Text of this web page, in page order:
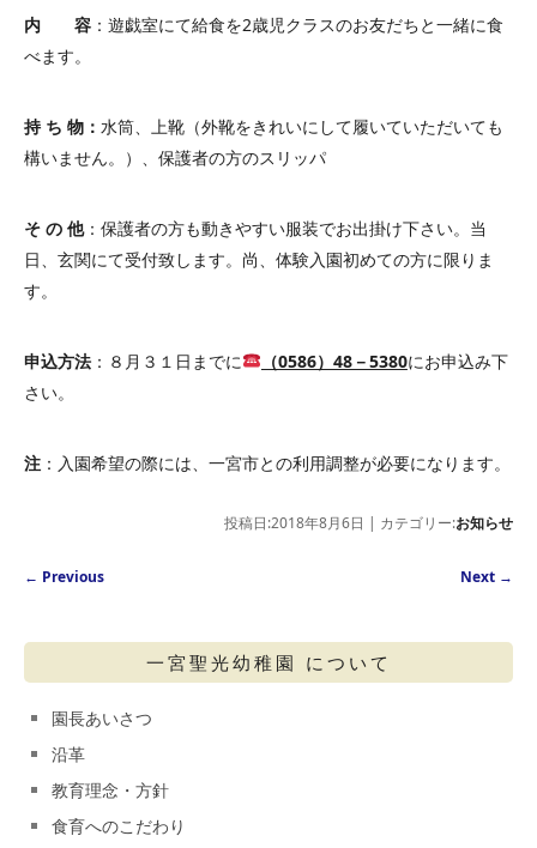
内 容 ：遊戯室にて給食を2歳児クラスのお友だちと一緒に食
べます。
持 ち 物： 水筒、上靴（外靴をきれいにして履いていただいても
構いません。）、保護者の方のスリッパ
そ の 他：保護者の方も動きやすい服装でお出掛け下さい。当
日、玄関にて受付致します。尚、体験入園初めての方に限りま
す。
申込方法 ：８月３１日までに （0586）48－5380にお申込み下
さい。
注 ：入園希望の際には、一宮市との利用調整が必要になります。
投稿日:2018年8月6日 | カテゴリー:お知らせ
Post navigation
← Previous Next →
一宮聖光幼稚園 について
園長あいさつ
沿革
教育理念・方針
食育へのこだわり